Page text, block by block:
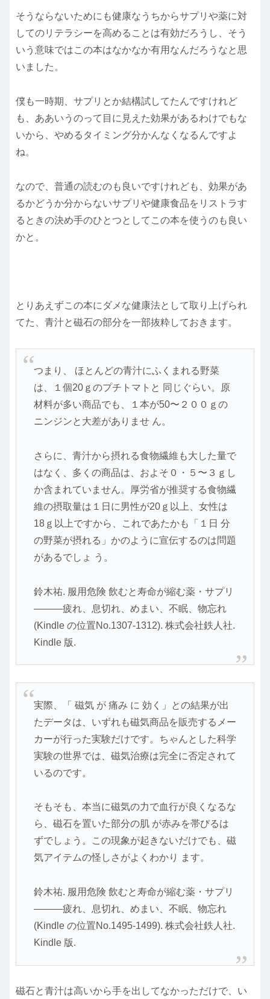
そうならないためにも健康なうちからサプリや薬に対
してのリテラシーを高めることは有効だろうし、そう
いう意味ではこの本はなかなか有用なんだろうなと思
いました。
僕も一時期、サプリとか結構試してたんですけれど
も、ああいうのって目に見えた効果があるわけでもな
いから、やめるタイミング分かんなくなるんですよ
ね。
なので、普通の読むのも良いですけれども、効果があ
るかどうか分からないサプリや健康食品をリストラす
るときの決め手のひとつとしてこの本を使うのも良い
かと。
とりあえずこの本にダメな健康法として取り上げられ
てた、青汁と磁石の部分を一部抜粋しておきます。
つまり、 ほとんどの青汁にふくまれる野菜
は、１個20ｇのプチトマトと 同じぐらい。原
材料が多い商品でも、１本が50〜２００ｇの
ニンジンと大差がありませ ん。
さらに、青汁から摂れる食物繊維も大した量で
はなく、多くの商品は、およそ０・５〜３ｇし
か含まれていません。厚労省が推奨する食物繊
維の摂取量は１日に男性が20ｇ以上、女性は
18ｇ以上ですから、これであたかも「１日 分
の野菜が摂れる」かのように宣伝するのは問題
があるでしょ う。
鈴木祐. 服用危険 飲むと寿命が縮む薬・サプリ
―――疲れ、息切れ、めまい、不眠、物忘れ
(Kindle の位置No.1307-1312). 株式会社鉄人社.
Kindle 版.
実際、「 磁気 が 痛み に 効く」との結果が出
たデータは、いずれも磁気商品を販売するメー
カーが行った実験だけです。ちゃんとした科学
実験の世界では、磁気治療は完全に否定されて
いるのです。
そもそも、本当に磁気の力で血行が良くなるな
ら、磁石を置いた部分の肌 が赤みを帯びるは
ずでしょう。この現象が起きないだけでも、磁
気アイテムの怪しさがよくわかり ます。
鈴木祐. 服用危険 飲むと寿命が縮む薬・サプリ
―――疲れ、息切れ、めまい、不眠、物忘れ
(Kindle の位置No.1495-1499). 株式会社鉄人社.
Kindle 版.
磁石と青汁は高いから手を出してなかっただけで、い